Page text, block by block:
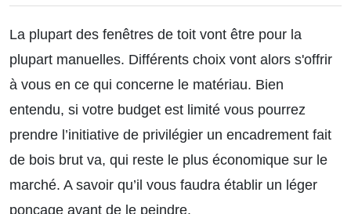
La plupart des fenêtres de toit vont être pour la
plupart manuelles. Différents choix vont alors s'offrir
à vous en ce qui concerne le matériau. Bien
entendu, si votre budget est limité vous pourrez
prendre l’initiative de privilégier un encadrement fait
de bois brut va, qui reste le plus économique sur le
marché. A savoir qu’il vous faudra établir un léger
ponçage avant de le peindre.